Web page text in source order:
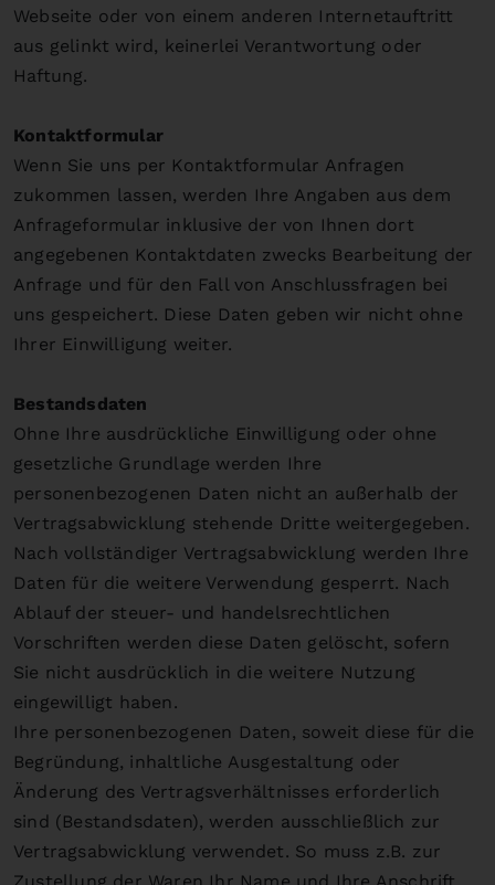
Webseite oder von einem anderen Internetauftritt
aus gelinkt wird, keinerlei Verantwortung oder
Haftung.
Kontaktformular
Wenn Sie uns per Kontaktformular Anfragen
zukommen lassen, werden Ihre Angaben aus dem
Anfrageformular inklusive der von Ihnen dort
angegebenen Kontaktdaten zwecks Bearbeitung der
Anfrage und für den Fall von Anschlussfragen bei
uns gespeichert. Diese Daten geben wir nicht ohne
Ihrer Einwilligung weiter.
Bestandsdaten
Ohne Ihre ausdrückliche Einwilligung oder ohne
gesetzliche Grundlage werden Ihre
personenbezogenen Daten nicht an außerhalb der
Vertragsabwicklung stehende Dritte weitergegeben.
Nach vollständiger Vertragsabwicklung werden Ihre
Daten für die weitere Verwendung gesperrt. Nach
Ablauf der steuer- und handelsrechtlichen
Vorschriften werden diese Daten gelöscht, sofern
Sie nicht ausdrücklich in die weitere Nutzung
eingewilligt haben.
Ihre personenbezogenen Daten, soweit diese für die
Begründung, inhaltliche Ausgestaltung oder
Änderung des Vertragsverhältnisses erforderlich
sind (Bestandsdaten), werden ausschließlich zur
Vertragsabwicklung verwendet. So muss z.B. zur